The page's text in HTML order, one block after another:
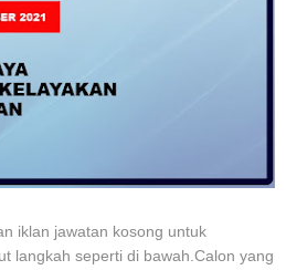
iklan jawatan kosong untuk
langkah seperti di bawah.Calon yang